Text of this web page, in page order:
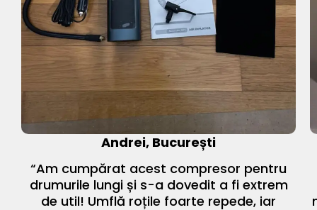
Andrei, București
“Am cumpărat acest compresor pentru
drumurile lungi și s-a dovedit a fi extrem
de util! Umflă roțile foarte repede, iar